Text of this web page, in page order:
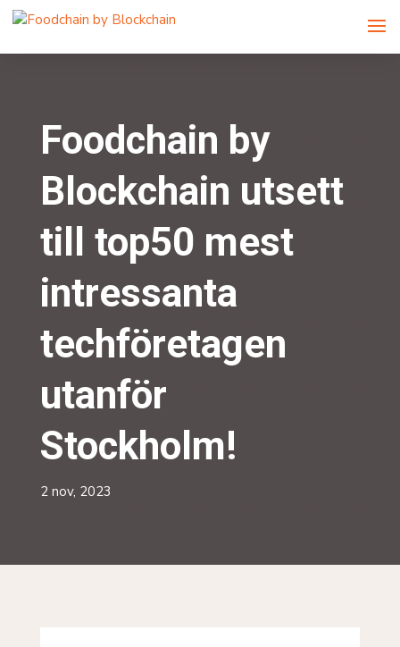
Foodchain by
Blockchain utsett
till top50 mest
intressanta
techföretagen
utanför
Stockholm!
2 nov, 2023